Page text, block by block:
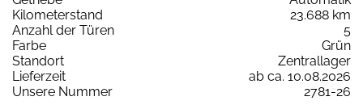
Kilometerstand
23.688 km
Anzahl der Türen
5
Farbe
Grün
Standort
Zentrallager
Lieferzeit
ab ca. 10.08.2026
Unsere Nummer
2781-26